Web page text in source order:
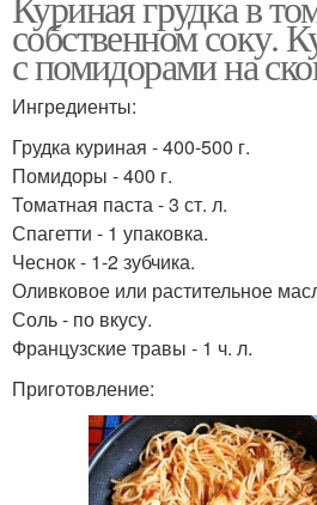
собственном соку.
с помидорами на
Ингредиенты:
Грудка куриная - 400-500 г.
Помидоры - 400 г.
Томатная паста - 3 ст. л.
Спагетти - 1 упаковка.
Чеснок - 1-2 зубчика.
Оливковое или растительное
Соль - по вкусу.
Французские травы - 1 ч. л.
Приготовление: